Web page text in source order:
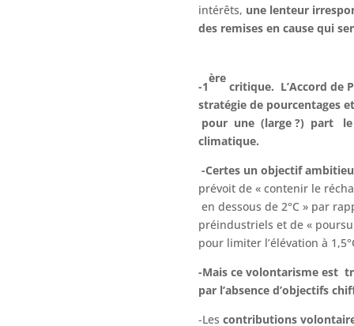
intérêts, une lenteur
des remises en cause qui
-1
ère
critique. L’Accord de
stratégie de pourcentages
pour une (large ?) part le
climatique.
-Certes un objectif
prévoit de « contenir le
en dessous de 2°C » par
préindustriels et de «
pour limiter l’élévation à
-Mais ce volontarisme est
par l’absence d’objectifs
-Les contributions